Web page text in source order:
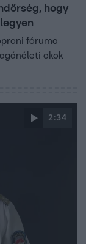
hogy
fóruma
okok
2:34